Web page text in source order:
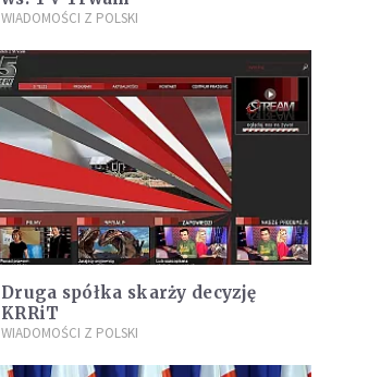
WIADOMOŚCI Z POLSKI
Druga spółka skarży decyzję
KRRiT
WIADOMOŚCI Z POLSKI